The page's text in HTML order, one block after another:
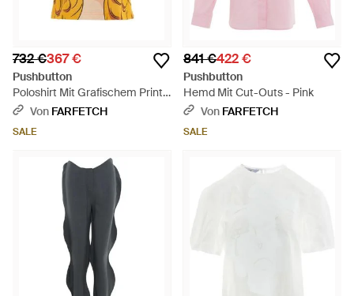
732 €367 €
Pushbutton
Poloshirt Mit Grafischem Print -
GelbVon FARFETCH
SALE
841 €422 €
Pushbutton
Hemd Mit Cut-Outs - Pink
Von FARFETCH
SALE